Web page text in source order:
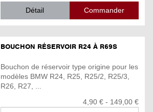
Détail
BOUCHON RÉSERVOIR R24 À R69S
Bouchon de réservoir type origine pour les
modèles BMW R24, R25, R25/2, R25/3,
R26, R27, ...
4,90 € - 149,00 €